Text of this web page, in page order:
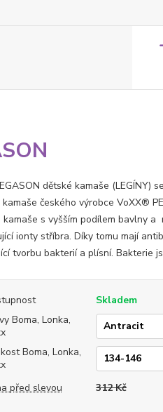
dětské kamaše (LEGÍNY)
českého výrobce VoXX®
kamaše s vyšším podílem bavlny
ionty stříbra. Díky tomu mají
tvorbu bakterií a plísní. Bakterie
Skladem
Boma, Lonka,
Boma, Lonka,
před slevou
312 Kč